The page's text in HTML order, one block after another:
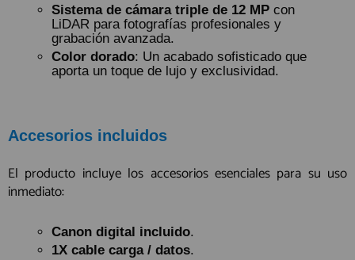
Sistema de cámara triple de 12 MP con
LiDAR para fotografías profesionales y
grabación avanzada.
Color dorado: Un acabado sofisticado que
aporta un toque de lujo y exclusividad.
Accesorios incluidos
El producto incluye los accesorios esenciales para su uso
inmediato:
Canon digital incluido.
1X cable carga / datos.